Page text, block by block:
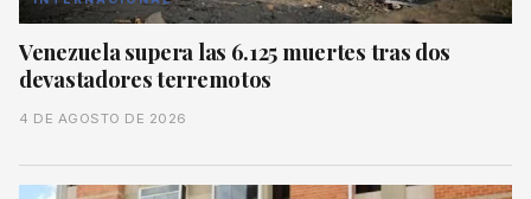
Venezuela supera las 6.125 muertes tras dos
devastadores terremotos
4 DE AGOSTO DE 2026